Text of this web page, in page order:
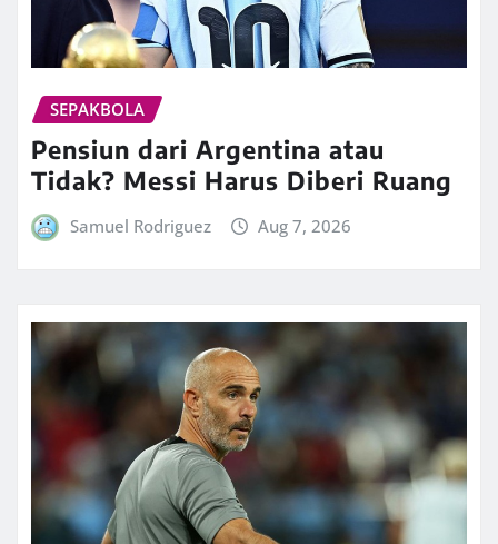
SEPAKBOLA
Pensiun dari Argentina atau
Tidak? Messi Harus Diberi Ruang
Samuel Rodriguez Aug 7, 2026